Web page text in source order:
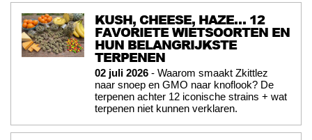
KUSH, CHEESE, HAZE… 12
FAVORIETE WIETSOORTEN EN
HUN BELANGRIJKSTE
TERPENEN
02 juli 2026 - Waarom smaakt Zkittlez
naar snoep en GMO naar knoflook? De
terpenen achter 12 iconische strains + wat
terpenen niet kunnen verklaren.